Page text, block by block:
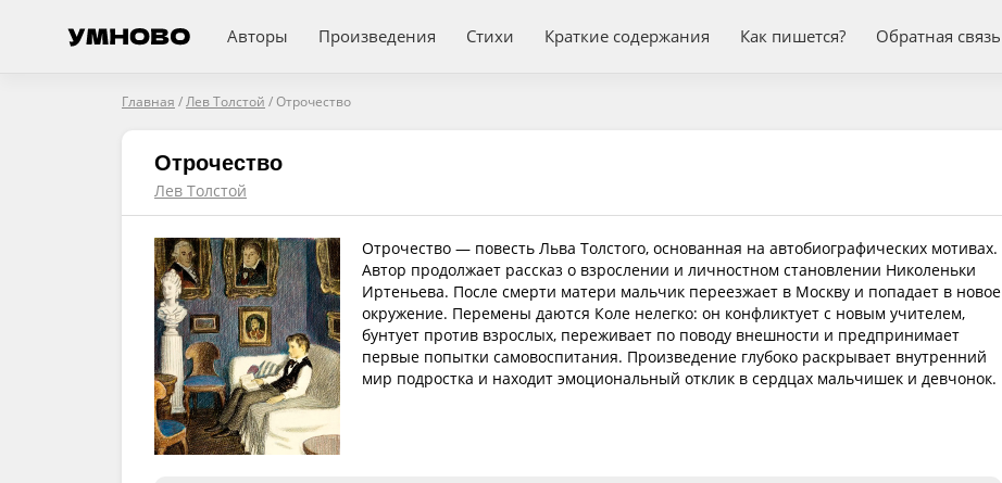
Авторы Произведения Стихи Краткие содержания Как пишется? Обратная связь
Главная /Лев Толстой /Отрочество
Отрочество
Лев Толстой
Отрочество — повесть Льва Толстого, основанная на автобиографических мотивах.
Автор продолжает рассказ о взрослении и личностном становлении Николеньки
Иртеньева. После смерти матери мальчик переезжает в Москву и попадает в новое
окружение. Перемены даются Коле нелегко: он конфликтует с новым учителем,
бунтует против взрослых, переживает по поводу внешности и предпринимает
первые попытки самовоспитания. Произведение глубоко раскрывает внутренний
мир подростка и находит эмоциональный отклик в сердцах мальчишек и девчонок.